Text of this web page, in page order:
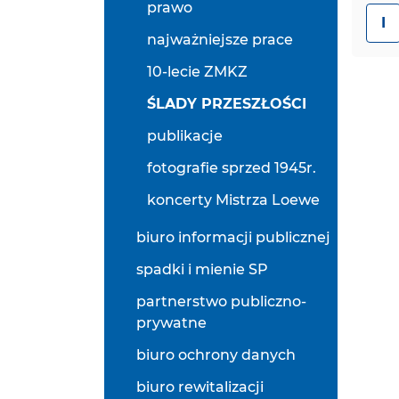
prawo
najważniejsze prace
10-lecie ZMKZ
ŚLADY PRZESZŁOŚCI
publikacje
fotografie sprzed 1945r.
koncerty Mistrza Loewe
biuro informacji publicznej
spadki i mienie SP
partnerstwo publiczno-
prywatne
biuro ochrony danych
biuro rewitalizacji
I